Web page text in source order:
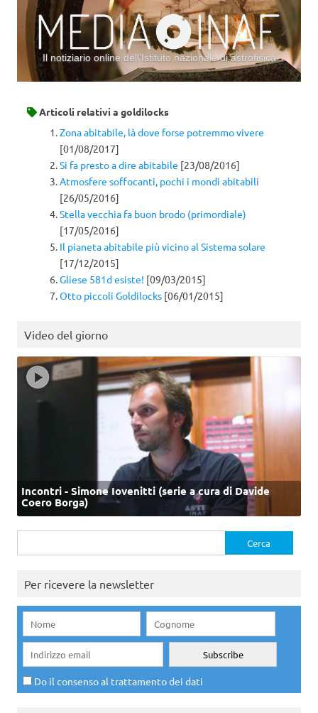
Il notiziario online dell’Istituto nazionale di astrofisica
Articoli relativi a goldilocks
Zona abitabile, là dove forse potremmo vivere
[01/08/2017]
Si fa presto a dire abitabile [23/08/2016]
Atmosfere soffocanti, pochi i mondi abitabili
[26/05/2016]
Stella vecchia fa buon brodo (primordiale)
[17/05/2016]
Il pianeta abitabile più vicino al Sistema solare
[17/12/2015]
Gliese 581d esiste! [09/03/2015]
Otto piccoli Goldilocks [06/01/2015]
Video del giorno
Incontri - Simone Iovenitti (serie a cura di Davide
Coero Borga)
per:
Per ricevere la newsletter
Do il consenso al trattamento dei dati